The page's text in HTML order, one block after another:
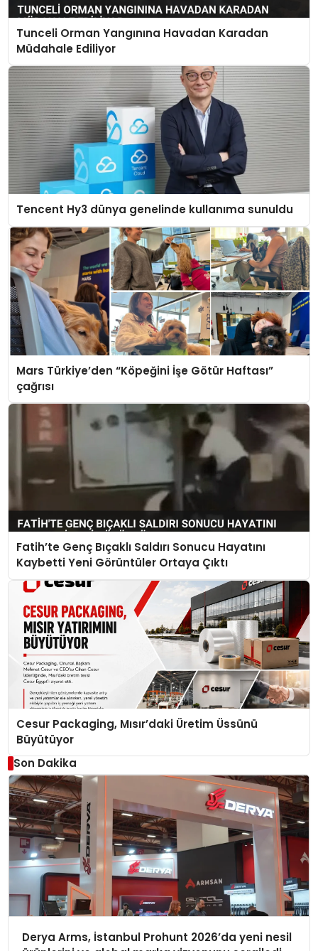
Tunceli Orman Yangınına Havadan Karadan
Müdahale Ediliyor
Tencent Hy3 dünya genelinde kullanıma sunuldu
Mars Türkiye’den “Köpeğini İşe Götür Haftası”
çağrısı
Fatih’te Genç Bıçaklı Saldırı Sonucu Hayatını
Kaybetti Yeni Görüntüler Ortaya Çıktı
Cesur Packaging, Mısır’daki Üretim Üssünü
Büyütüyor
Son Dakika
Derya Arms, İstanbul Prohunt 2026’da yeni nesil